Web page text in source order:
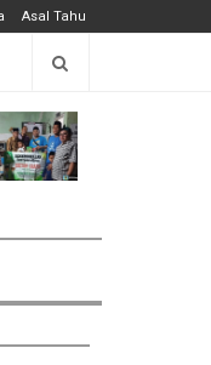
Asal Tahu